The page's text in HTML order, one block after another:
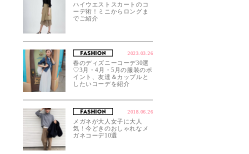
ハイウエストスカートのコ
ーデ術！ミニからロングま
でご紹介
2023.03.26
春のディズニーコーデ30選
♡3月・4月・5月の服装のポ
イント、友達＆カップルと
したいコーデを紹介
2018.06.26
メガネが大人女子に大人
気！今どきのおしゃれなメ
ガネコーデ10選